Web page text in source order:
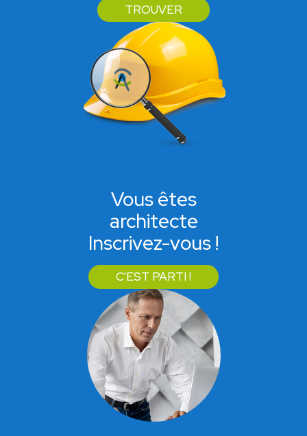
TROUVER
Vous êtes
architecte
Inscrivez-vous !
C'EST PARTI !